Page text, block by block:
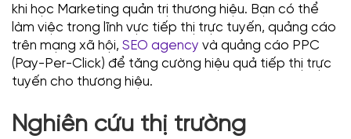
khi học Marketing quản trị thương hiệu. Bạn có thể
làm việc trong lĩnh vực tiếp thị trực tuyến, quảng cáo
trên mạng xã hội, SEO agency và quảng cáo PPC
(Pay-Per-Click) để tăng cường hiệu quả tiếp thị trực
tuyến cho thương hiệu.
Nghiên cứu thị trường